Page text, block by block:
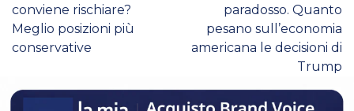
conviene rischiare?
Meglio posizioni più
conservative
paradosso. Quanto
pesano sull’economia
americana le decisioni di
Trump